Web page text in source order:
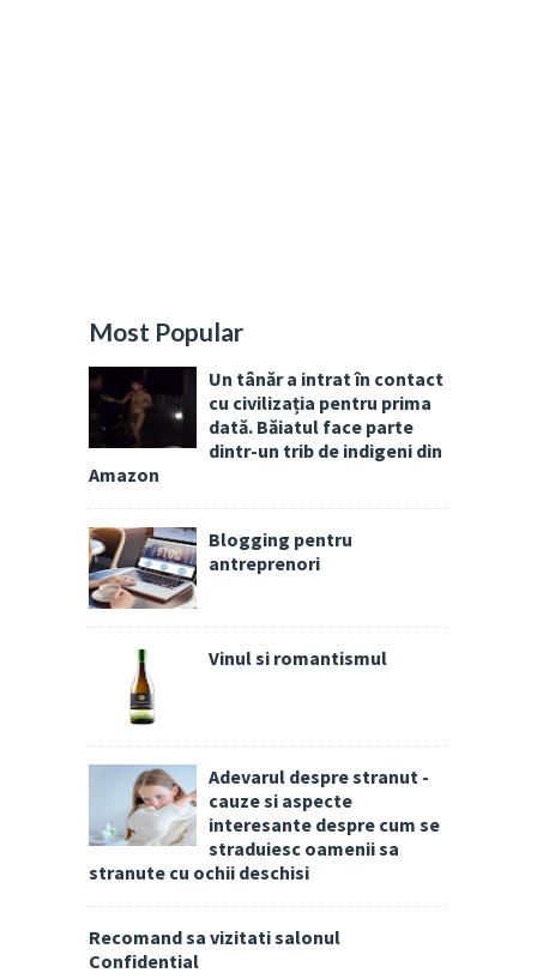
Most Popular
Un tânăr a intrat în contact
cu civilizația pentru prima
dată. Băiatul face parte
dintr-un trib de indigeni din
Amazon
Blogging pentru
antreprenori
Vinul si romantismul
Adevarul despre stranut -
cauze si aspecte
interesante despre cum se
straduiesc oamenii sa
stranute cu ochii deschisi
Recomand sa vizitati salonul
Confidential